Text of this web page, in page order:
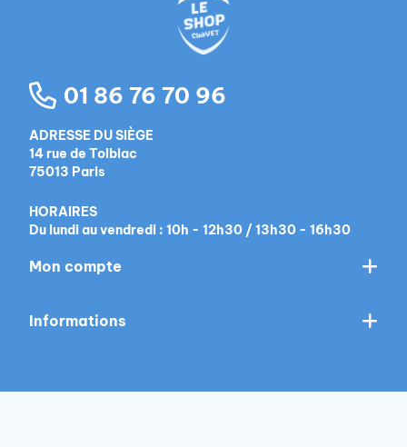
01 86 76 70 96
ADRESSE DU SIÈGE
14 rue de Tolbiac
75013 Paris
HORAIRES
Du lundi au vendredi : 10h - 12h30 / 13h30 - 16h30
Mon compte
Informations